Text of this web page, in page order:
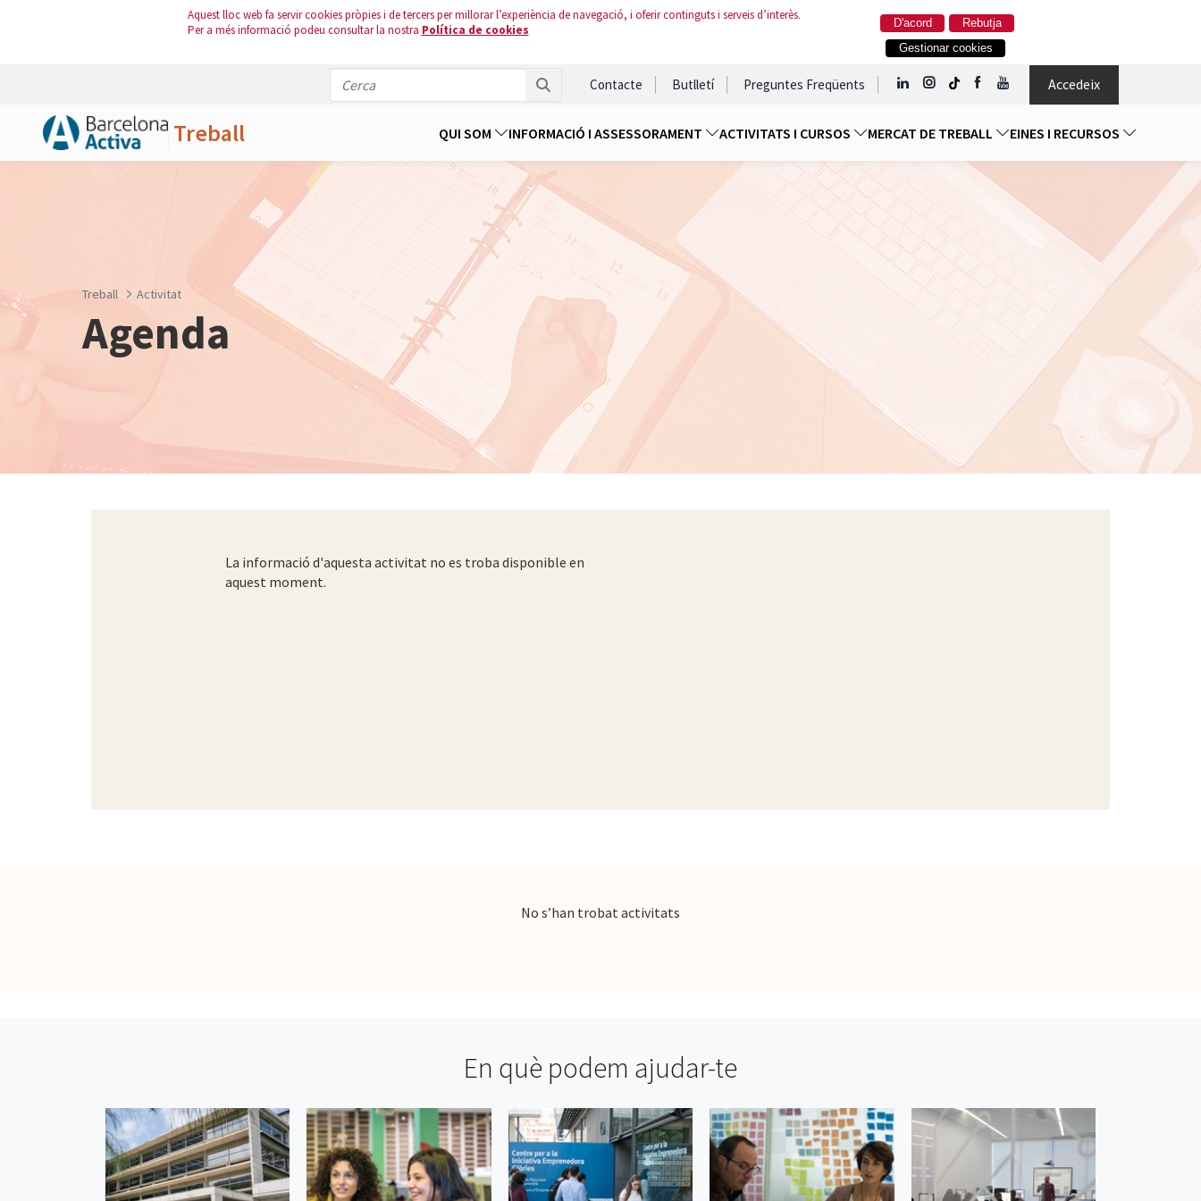
Aquest lloc web fa servir cookies pròpies i de tercers per millorar l’experiència de navegació, i oferir continguts i serveis d’interès.
Per a més informació podeu consultar la nostra Política de cookies Rebutja
D'acord
Gestionar cookies
Contacte Butlletí Preguntes Freqüents Accedeix
Treball QUI SOM INFORMACIÓ I ASSESSORAMENT ACTIVITATS I CURSOS MERCAT DE TREBALL EINES I RECURSOS
Treball Activitat
Agenda
La informació d'aquesta activitat no es troba disponible en
aquest moment.
No s’han trobat activitats
En què podem ajudar-te